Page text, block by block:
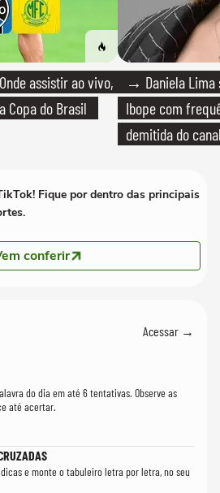
assistir ao vivo,
Copa do Brasil
→ Daniela Lima
Ibope com
demitida do
Fique por dentro das principais
conferir
Acessar →
do dia em até 6 tentativas. Observe as
até acertar.
e monte o tabuleiro letra por letra, no seu